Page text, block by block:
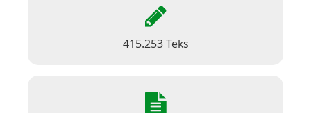
415.253 Teks